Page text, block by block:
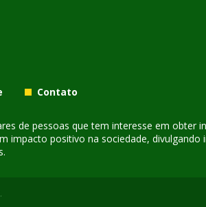
Contato
de pessoas que tem interesse em obter
positivo na sociedade,